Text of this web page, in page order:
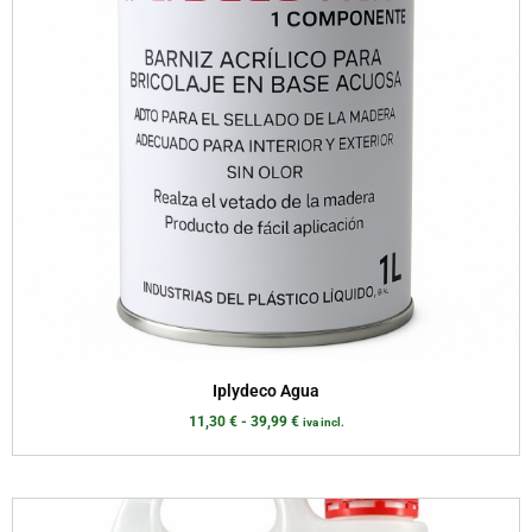
Iplydeco Agua
11,30 € - 39,99 € iva incl.